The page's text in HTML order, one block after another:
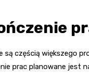
są częścią większego
prac planowane jest